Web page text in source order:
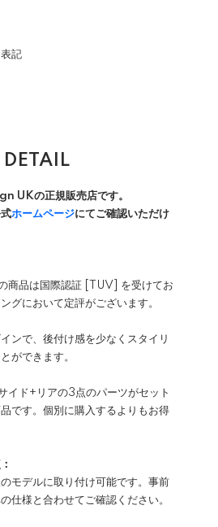
記
DETAIL
UKの正規販売店です。
ホームページにてご確認いただけ
品は国際認証 [TUV] を受けてお
グにおいて定評がございます。
ンで、後付け感を少なくスタイリ
ができます。
イド+リアの3点のパーツがセット
です。個別に購入するよりもお得
モデルに取り付け可能です。事前
仕様と合わせてご確認ください。